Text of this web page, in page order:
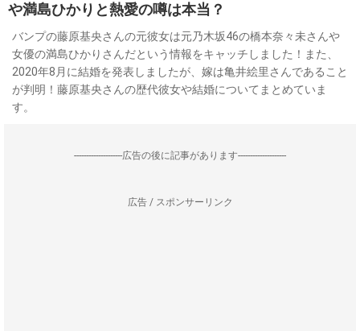
や満島ひかりと熱愛の噂は本当？
バンプの藤原基央さんの元彼女は元乃木坂46の橋本奈々未さんや
女優の満島ひかりさんだという情報をキャッチしました！また、
2020年8月に結婚を発表しましたが、嫁は亀井絵里さんであること
が判明！藤原基央さんの歴代彼女や結婚についてまとめていま
す。
--------------------広告の後に記事があります--------------------
広告 / スポンサーリンク